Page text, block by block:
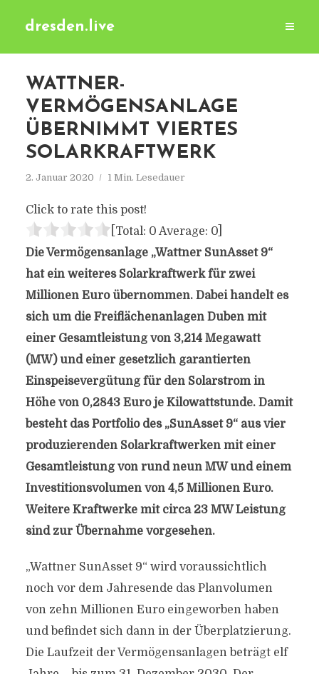
dresden.live
WATTNER-
VERMÖGENSANLAGE
ÜBERNIMMT VIERTES
SOLARKRAFTWERK
2. Januar 2020 1 Min. Lesedauer
Click to rate this post!
[Total: 0 Average: 0]
Die Vermögensanlage „Wattner SunAsset 9“
hat ein weiteres Solarkraftwerk für zwei
Millionen Euro übernommen. Dabei handelt es
sich um die Freiflächenanlagen Duben mit
einer Gesamtleistung von 3,214 Megawatt
(MW) und einer gesetzlich garantierten
Einspeisevergütung für den Solarstrom in
Höhe von 0,2843 Euro je Kilowattstunde. Damit
besteht das Portfolio des „SunAsset 9“ aus vier
produzierenden Solarkraftwerken mit einer
Gesamtleistung von rund neun MW und einem
Investitionsvolumen von 4,5 Millionen Euro.
Weitere Kraftwerke mit circa 23 MW Leistung
sind zur Übernahme vorgesehen.
„Wattner SunAsset 9“ wird voraussichtlich
noch vor dem Jahresende das Planvolumen
von zehn Millionen Euro eingeworben haben
und befindet sich dann in der Überplatzierung.
Die Laufzeit der Vermögensanlagen beträgt elf